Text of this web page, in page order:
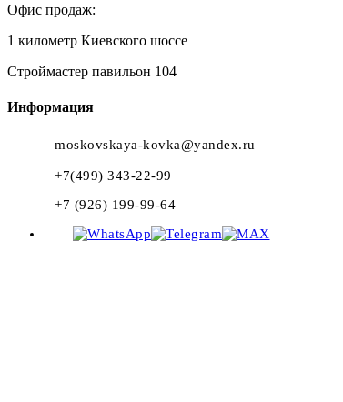
Офис продаж:
1 километр Киевского шоссе
Строймастер павильон 104
Информация
moskovskaya-kovka@yandex.ru
+7(499) 343-22-99
+7 (926) 199-99-64